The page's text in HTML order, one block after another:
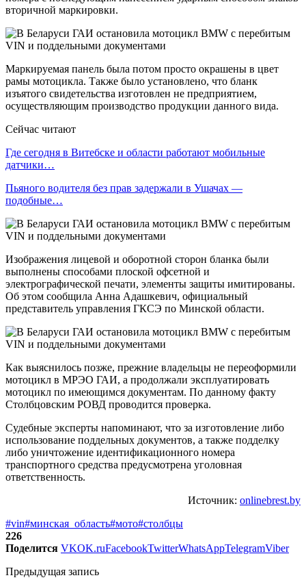
вторичной маркировки.
Маркируемая панель была потом просто окрашены в цвет
рамы мотоцикла. Также было установлено, что бланк
изъятого свидетельства изготовлен не предприятием,
осуществляющим производство продукции данного вида.
Сейчас читают
Где сегодня в Витебске и области работают мобильные
датчики…
Пьяного водителя без прав задержали в Ушачах —
подобные…
Изображения лицевой и оборотной сторон бланка были
выполнены способами плоской офсетной и
электрографической печати, элементы защиты имитированы.
Об этом сообщила Анна Адашкевич, официальный
представитель управления ГКСЭ по Минской области.
Как выяснилось позже, прежние владельцы не переоформили
мотоцикл в МРЭО ГАИ, а продолжали эксплуатировать
мотоцикл по имеющимся документам. По данному факту
Столбцовским РОВД проводится проверка.
Судебные эксперты напоминают, что за изготовление либо
использование поддельных документов, а также подделку
либо уничтожение идентификационного номера
транспортного средства предусмотрена уголовная
ответственность.
Источник: onlinebrest.by
#vin#минская_область#мото#столбцы
226
Поделится VKOK.ruFacebookTwitterWhatsAppTelegramViber
Предыдущая запись